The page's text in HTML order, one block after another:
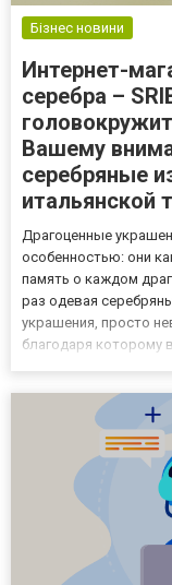
Бізнес новини
Интернет-
серебра –
Вашему
серебряные
итальянской
Драгоценные
особенностью: они
память о каждом
раз одевая
украшения, просто
благодаря которому